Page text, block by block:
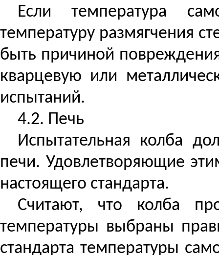
Если температура
температуру размягчения
быть причиной
кварцевую или
испытаний.
4.2. Печь
Испытательная колба
печи. Удовлетворяющие
настоящего стандарта.
Считают, что колба
температуры выбраны
стандарта температуры